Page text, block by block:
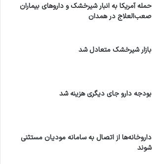
حمله آمریکا به انبار شیرخشک و داروهای بیماران
صعب‌العلاج در همدان
بازار شیرخشک متعادل شد
بودجه دارو جای دیگری هزینه شد
داروخانه‌ها از اتصال به سامانه مودیان مستثنی
شوند